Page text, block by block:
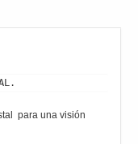
para una visión